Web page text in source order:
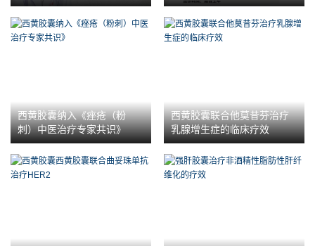
有的肩痛都是肩周炎
又清肾
西黄胶囊纳入《痤疮（粉
刺）中医治疗专家共识》
西黄胶囊联合他莫昔芬治疗
乳腺增生症的临床疗效